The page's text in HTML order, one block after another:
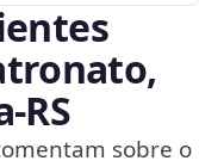
sobre o